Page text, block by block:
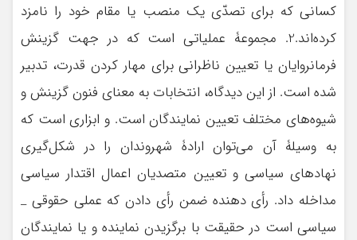
كسانی كه برای تصدّی يك منصب يا مقام خود را نامزد
كرده‌اند.2. مجموعۀ عملیاتی است که در جهت گزینش
فرمانروایان یا تعیین ناظرانی برای مهار کردن قدرت، تدبیر
شده است. از این دیدگاه، انتخابات به معنای فنون گزینش و
شیوه‌های مختلف تعیین نمایندگان است. و ابزاری است که
به وسیلۀ آن می‌توان ارادۀ شهروندان را در شکل‌گیری
نهادهای سیاسی و تعیین متصدیان اعمال اقتدار سیاسی
مداخله داد. رأی دهنده ضمن رأی دادن كه عملی حقوقی _
سياسی است در حقيقت با برگزيدن نماينده و يا نمايندگان